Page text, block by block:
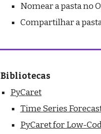
Nomeara pasta no
Compartilhar a
Bibliotecas
PyCaret
Time Series
PyCaret for Low-